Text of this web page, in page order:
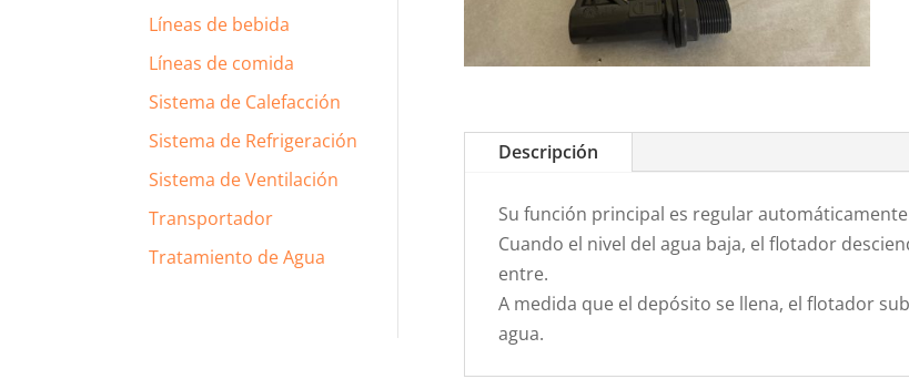
Líneas de bebida
Líneas de comida
Sistema de Calefacción
Sistema de Refrigeración
Sistema de Ventilación
Transportador
Tratamiento de Agua
Descripción
Su función principal es regular
Cuando el nivel del agua baja, el flotador
entre.
A medida que el depósito se llena, el flotador
agua.